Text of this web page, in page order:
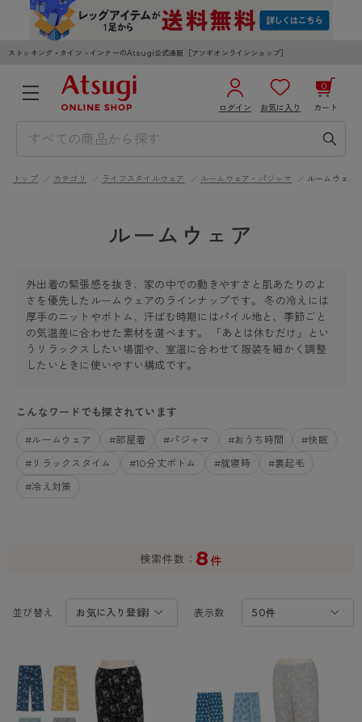
ストッキング・タイツ・インナーのAtsugi公式通販［アツギオンラインショップ］
ログイン お気に入り カート
0
3,980円以上のご購入で送料無料
WOMEN MEN KIDS
レッグウェア
ストッキング
- 無地ストッキング
- 柄ストッキング
- 着圧ストッキング
タイツ
- 柄タイツ
- ひざ下丈タイツ
インナーウェア
ブラジャー
- ノンワイヤーブラ
- レギュラーショーツ
- ガードル・補正ショーツ
肌着・インナー
ライフスタイルウェア
ルームウェア・パジャマ
- スポーツブラ
- スポーツボトムス
雑貨・小物
レッグウエア
ソックス・靴下
クルー・レギュラー丈ソックス
スニーカー丈・くるぶし丈ソックス
インナーウエア
メンズパンツ
ボクサー
Tバック・ビキニ
ライフスタイルウェア
ルームウェア・パジャマ
レッグウエア
タイツ
ソックス・靴下
クルー・レギュラー丈ソックス
インナーウエア
ブラジャー
ノンワイヤーブラ
レギュラーショーツ
ボクサー
ブランドから探す
AZGI
hotto comfort
BT
スクールタイム
商品選びのお手伝い
私に似合う、ストッキング選び
よくある質問（FAQ）
お支払い方法について
配送方法について
トップ カテゴリ ライフスタイルウェア ルームウェア・パジャマ ルームウェア
ルームウェア
外出着の緊張感を抜き、家の中での動きやすさと肌あたりのよ
さを優先したルームウェアのラインナップです。 冬の冷えには
厚手のニットやボトム、汗ばむ時期にはパイル地と、季節ごと
の気温差に合わせた素材を選べます。 「あとは休むだけ」とい
うリラックスしたい場面や、室温に合わせて服装を細かく調整
したいときに使いやすい構成です。
こんなワードでも探されています
#ルームウェア #部屋着 #パジャマ #おうち時間
#快眠
#リラックスタイム
#10分丈ボトム #就寝時
#裏起毛
#冷え対策
検索件数 8 件
並び替え 表示数